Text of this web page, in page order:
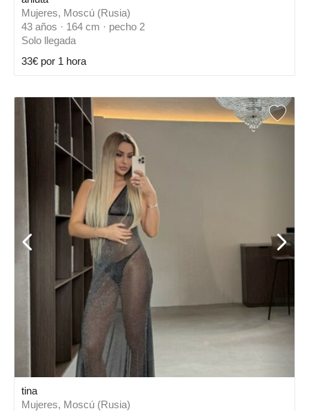
Mujeres, Moscú (Rusia)
43 años · 164 cm · pecho 2
Solo llegada
33€ por 1 hora
tina
Mujeres, Moscú (Rusia)